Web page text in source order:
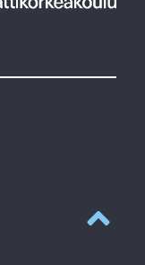
Takaisin